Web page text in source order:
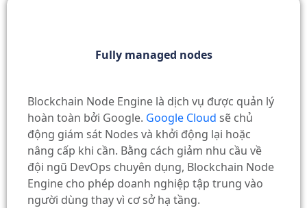
Fully managed nodes
Blockchain Node Engine là dịch vụ được quản lý
hoàn toàn bởi Google. Google Cloud sẽ chủ
động giám sát Nodes và khởi động lại hoặc
nâng cấp khi cần. Bằng cách giảm nhu cầu về
đội ngũ DevOps chuyên dụng, Blockchain Node
Engine cho phép doanh nghiệp tập trung vào
người dùng thay vì cơ sở hạ tầng.